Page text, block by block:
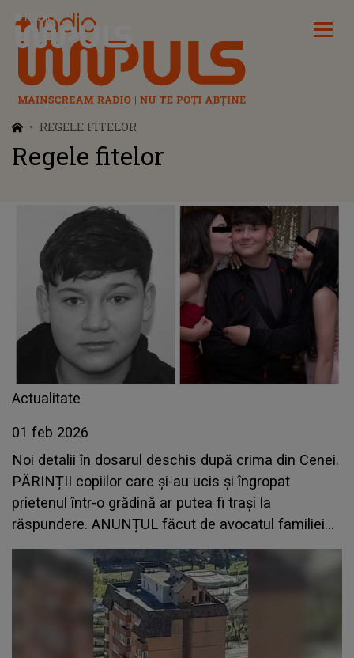
Radio Impuls
REGELE FITELOR
Regele fitelor
Actualitate
01 feb 2026
Noi detalii în dosarul deschis după crima din Cenei.
PĂRINȚII copiilor care și-au ucis și îngropat
prietenul într-o grădină ar putea fi trași la
răspundere. ANUNȚUL făcut de avocatul familiei
lui Mario Alin Berinde: „Am solicitat...”